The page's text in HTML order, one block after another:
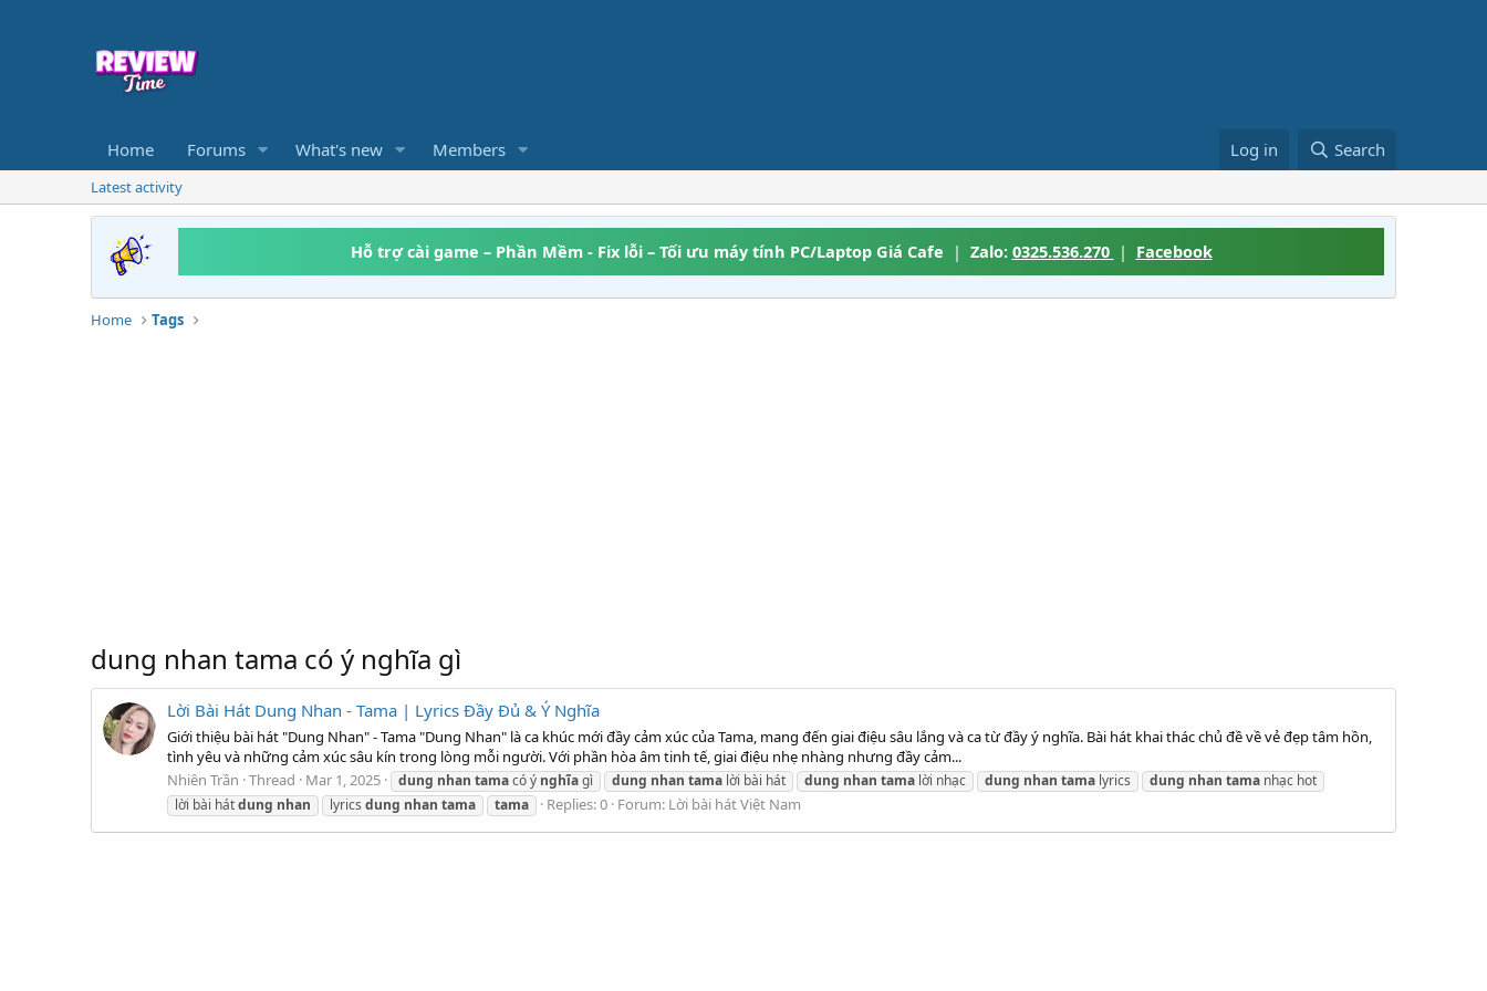
Home Forums What's new Members Log in Search
Latest activity
Hỗ trợ cài game – Phần Mềm - Fix lỗi – Tối ưu máy tính PC/Laptop Giá Cafe | Zalo: 0325.536.270 | Facebook
Home Tags
dung nhan tama có ý nghĩa gì
Lời Bài Hát Dung Nhan - Tama | Lyrics Đầy Đủ & Ý Nghĩa
Giới thiệu bài hát "Dung Nhan" - Tama "Dung Nhan" là ca khúc mới đầy cảm xúc của Tama, mang đến giai điệu sâu lắng và ca từ đầy ý nghĩa. Bài hát khai thác chủ đề về vẻ đẹp tâm hồn,
tình yêu và những cảm xúc sâu kín trong lòng mỗi người. Với phần hòa âm tinh tế, giai điệu nhẹ nhàng nhưng đầy cảm...
Nhiên Trần Thread Mar 1, 2025 dung nhan tamacó ý nghĩagì dung nhan tama lời bài hát dung nhan tama lời nhạc dung nhan tama lyrics dung nhan tama nhạc hot
lời bài hátdung nhan lyrics dung nhan tama tama Replies: 0 Forum: Lời bài hát Việt Nam